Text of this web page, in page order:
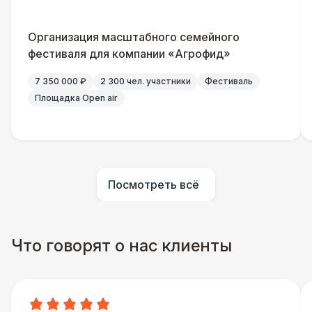
Организация масштабного семейного
фестиваля для компании «Агрофид»
7 350 000 ₽ 2 300 чел. участники
Фестиваль
Площадка Open air
Посмотреть всё
Что говорят о нас клиенты